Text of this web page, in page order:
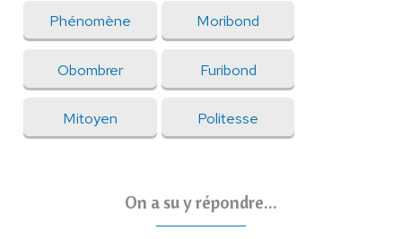
Phénomène Moribond
Obombrer Furibond
Mitoyen Politesse
On a su y répondre...